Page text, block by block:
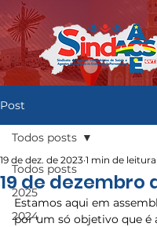
Post
Todos posts
2025
2024
Todos posts
19 de dezembro
19 de dez. de 2023 1 min de leitura
Estamos aqui em
por um só objetivo que é